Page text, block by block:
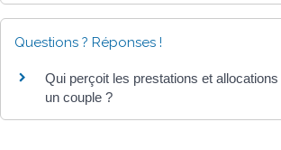
Questions ? Réponses !
Qui perçoit les prestations et
un couple ?